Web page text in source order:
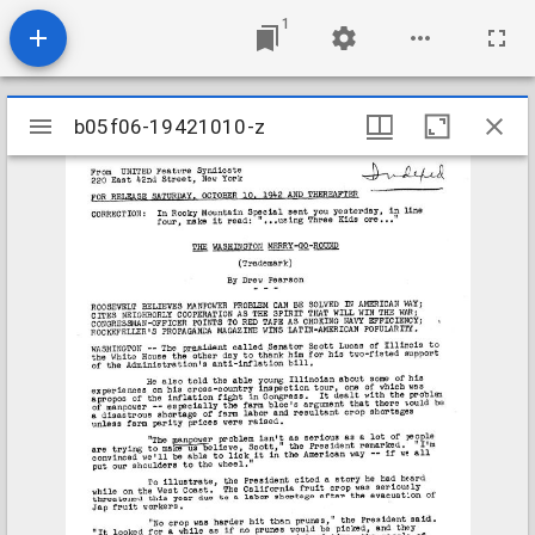
1
Mirador
viewer
b05f06-19421010-z
b05f06-19421010-z